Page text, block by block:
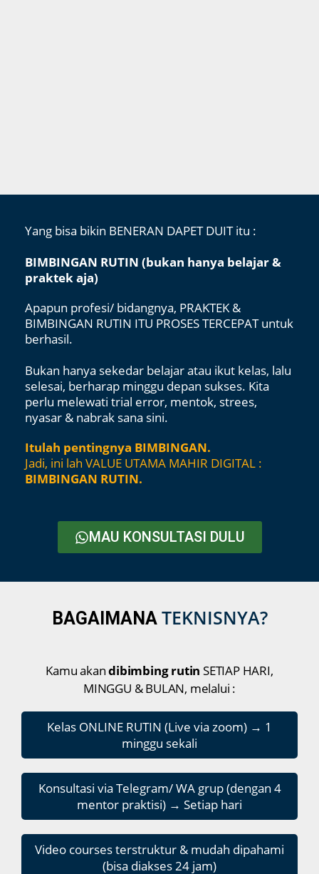
Yang bisa bikin BENERAN DAPET DUIT itu :
BIMBINGAN RUTIN (bukan hanya belajar &
praktek aja)
Apapun profesi/ bidangnya, PRAKTEK &
BIMBINGAN RUTIN ITU PROSES TERCEPAT untuk
berhasil.
Bukan hanya sekedar belajar atau ikut kelas, lalu
selesai, berharap minggu depan sukses. Kita
perlu melewati trial error, mentok, strees,
nyasar & nabrak sana sini. ​
Itulah pentingnya BIMBINGAN.
Jadi, ini lah VALUE UTAMA MAHIR DIGITAL :
BIMBINGAN RUTIN.​
MAU KONSULTASI DULU
BAGAIMANA TEKNISNYA?
Kamu akandibimbing rutin SETIAP HARI,
MINGGU & BULAN, melalui :
Kelas ONLINE RUTIN (Live via zoom) → 1
minggu sekali
Konsultasi via Telegram/ WA grup (dengan 4
mentor praktisi) → Setiap hari
Video courses terstruktur & mudah dipahami
(bisa diakses 24 jam)